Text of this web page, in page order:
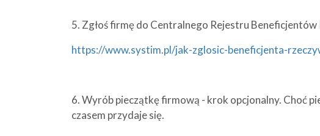
5. Zgłoś firmę do Centralnego Rejestru Beneficjentów
https://www.systim.pl/jak-zglosic-beneficjenta-
6. Wyrób pieczątkę firmową - krok opcjonalny. Choć
czasem przydaje się.